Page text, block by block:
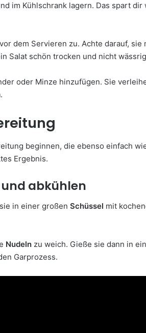
im Kühlschrank lagern. Das spart
dem Servieren zu. Achte darauf, sie
Salat schön trocken und nicht
oder Minze hinzufügen. Sie
beginnen, die ebenso einfach
Ergebnis.
abkühlen
in einer großen Schüssel mit
Nudeln zu weich. Gieße sie dann in
Garprozess.